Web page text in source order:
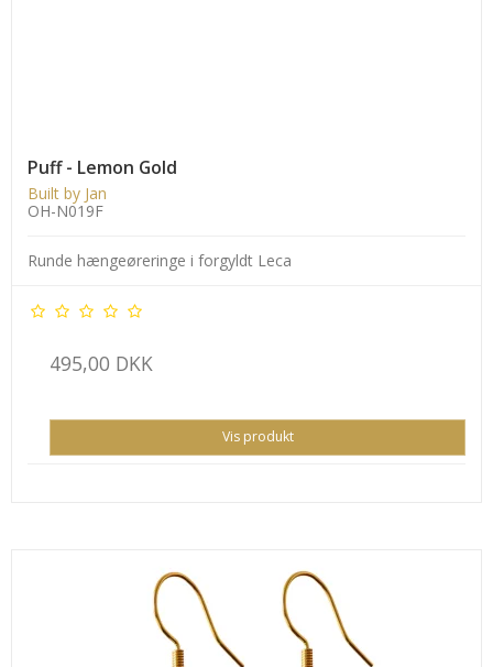
Puff - Lemon Gold
Built by Jan
OH-N019F
Runde hængeøreringe i forgyldt Leca
495,00 DKK
Vis produkt